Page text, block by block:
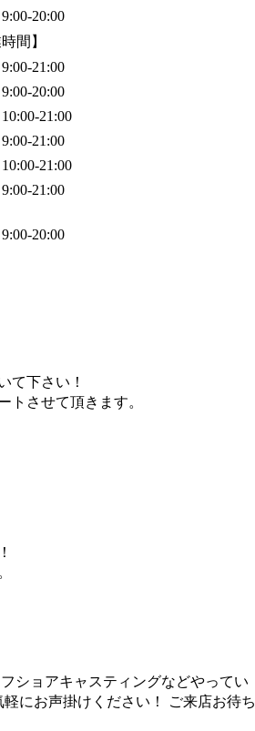
9:00-20:00
間】
9:00-21:00
9:00-20:00
10:00-21:00
9:00-21:00
10:00-21:00
9:00-21:00
9:00-20:00
て下さい！
トさせて頂きます。
ショアキャスティングなどやってい
にお声掛けください！ ご来店お待ち